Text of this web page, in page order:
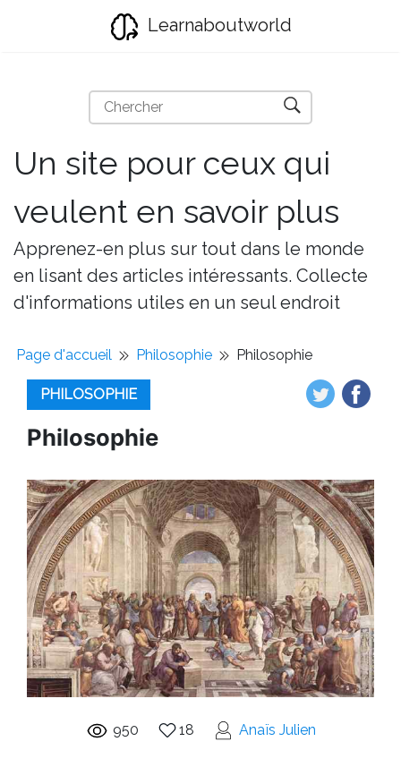
Learnaboutworld
Un site pour ceux qui
veulent en savoir plus
Apprenez-en plus sur tout dans le monde
en lisant des articles intéressants. Collecte
d'informations utiles en un seul endroit
Page d'accueil Philosophie Philosophie
PHILOSOPHIE
Philosophie
950 18 Anaïs Julien